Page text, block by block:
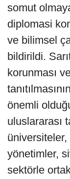
somut
diplomasi
ve bilimsel
bildirildi.
korunması
önemli
uluslararası
üniversiteler,
yönetimler,
sektörle